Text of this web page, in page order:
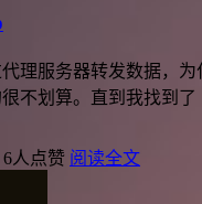
理服务器转发数据，
不划算。直到我找到
6人点赞 阅读全文